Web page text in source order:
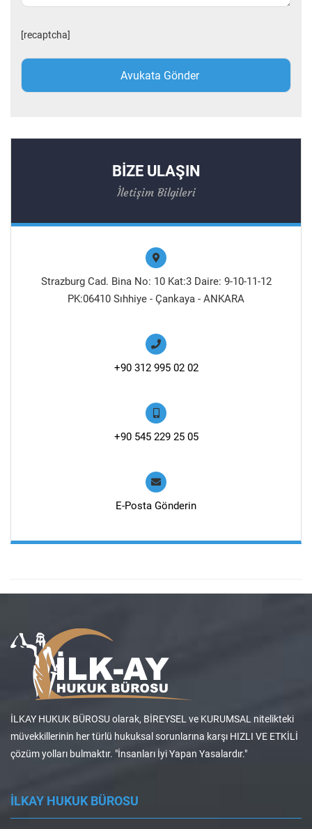
[recaptcha]
BİZE ULAŞIN
İletişim Bilgileri
Strazburg Cad. Bina No: 10 Kat:3 Daire: 9-10-11-12
PK:06410 Sıhhiye - Çankaya - ANKARA
+90 312 995 02 02
+90 545 229 25 05
E-Posta Gönderin
İLKAY HUKUK BÜROSU olarak, BİREYSEL ve KURUMSAL nitelikteki
müvekkillerinin her türlü hukuksal sorunlarına karşı HIZLI VE ETKİLİ
çözüm yolları bulmaktır. "İnsanları İyi Yapan Yasalardır."
İLKAY HUKUK BÜROSU